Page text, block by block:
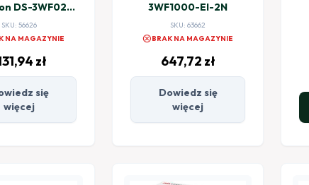
DS-3WF02-
5AC/D
SKU: 56626
NA MAGAZYNIE
zł
się
więcej
3WF1000-EI-2N
SKU: 63662
cancelBRAK NA MAGAZYNIE
647,72 zł
Dowiedz się
więcej